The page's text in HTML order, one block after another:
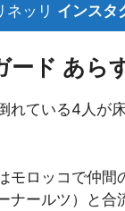
ネッリ インスタ
ード あら
れている4人が
モロッコで仲間
ナールツ）と合